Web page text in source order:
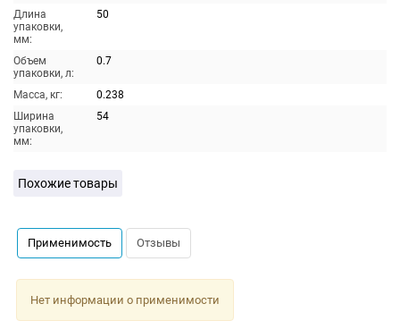
Длина
упаковки,
мм:
50
Объем
упаковки, л:
0.7
Масса, кг:
0.238
Ширина
упаковки,
мм:
54
Похожие товары
Применимость Отзывы
Нет информации о применимости